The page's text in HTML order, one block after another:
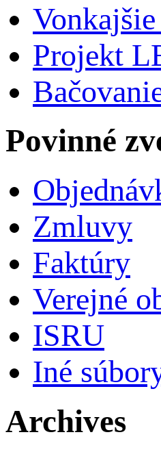
Projekt
Povinné
Zmluvy
Faktúry
Verejné
ISRU
Iné
Archives